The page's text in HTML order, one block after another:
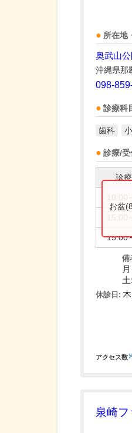
所在地
奥武山
沖縄県那
098-
診療科
歯科
診療/受
診
15:00
お盆
備
休診日:
アクセス数
泉崎